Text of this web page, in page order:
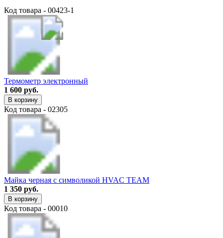
Код товара - 00423-1
Термометр электронный
1 600 руб.
В корзину
Код товара - 02305
Майка черная с символикой HVAC TEAM
1 350 руб.
В корзину
Код товара - 00010